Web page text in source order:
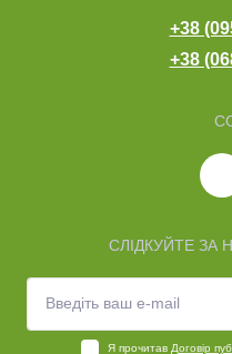
+38
+38
СЛІДКУЙТЕ ЗА
Я прочитав Договір